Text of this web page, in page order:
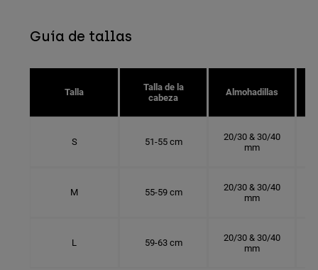
Guía de tallas
Talla
Talla de la
cabeza
Almohadillas
S 51-55 cm
20/30 & 30/40
mm
M 55-59 cm
20/30 & 30/40
mm
L 59-63 cm
20/30 & 30/40
mm